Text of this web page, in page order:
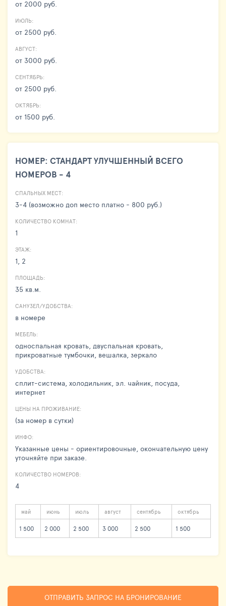
от 2000 руб.
ИЮЛЬ:
от 2500 руб.
АВГУСТ:
от 3000 руб.
СЕНТЯБРЬ:
от 2500 руб.
ОКТЯБРЬ:
от 1500 руб.
НОМЕР: СТАНДАРТ УЛУЧШЕННЫЙ ВСЕГО
НОМЕРОВ - 4
СПАЛЬНЫХ МЕСТ:
3-4 (возможно доп место платно - 800 руб.)
КОЛИЧЕСТВО КОМНАТ:
1
ЭТАЖ:
1, 2
ПЛОЩАДЬ:
35 кв.м.
САНУЗЕЛ/УДОБСТВА:
в номере
МЕБЕЛЬ:
односпальная кровать, двуспальная кровать,
прикроватные тумбочки, вешалка, зеркало
УДОБСТВА:
сплит-система, холодильник, эл. чайник, посуда,
интернет
ЦЕНЫ НА ПРОЖИВАНИЕ:
(за номер в сутки)
ИНФО:
Указанные цены - ориентировочные, окончательную цену
уточняйте при заказе.
КОЛИЧЕСТВО НОМЕРОВ:
4
май июнь июль август сентябрь октябрь
1 500 2 000 2 500 3 000 2 500 1 500
ОТПРАВИТЬ ЗАПРОС НА БРОНИРОВАНИЕ